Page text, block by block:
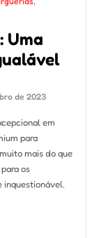
Uma
de 2023
em
para
mais do que
os
inquestionável.